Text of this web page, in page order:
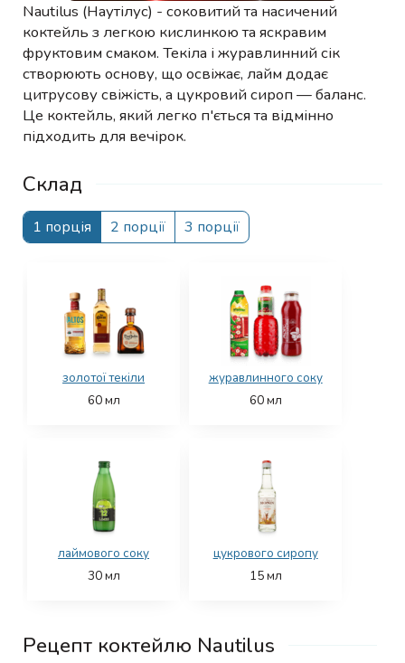
Nautilus (Наутілус) - соковитий та насичений
коктейль з легкою кислинкою та яскравим
фруктовим смаком. Текіла і журавлинний сік
створюють основу, що освіжає, лайм додає
цитрусову свіжість, а цукровий сироп — баланс.
Це коктейль, який легко п'ється та відмінно
підходить для вечірок.
Склад
1 порція 2 порції 3 порції
золотої текіли
60мл
журавлинного соку
60мл
лаймового соку
30мл
цукрового сиропу
15мл
Рецепт коктейлю Nautilus